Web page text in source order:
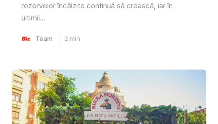
rezervelor încălzite continuă să crească, iar în
ultimii...
Team 2 min